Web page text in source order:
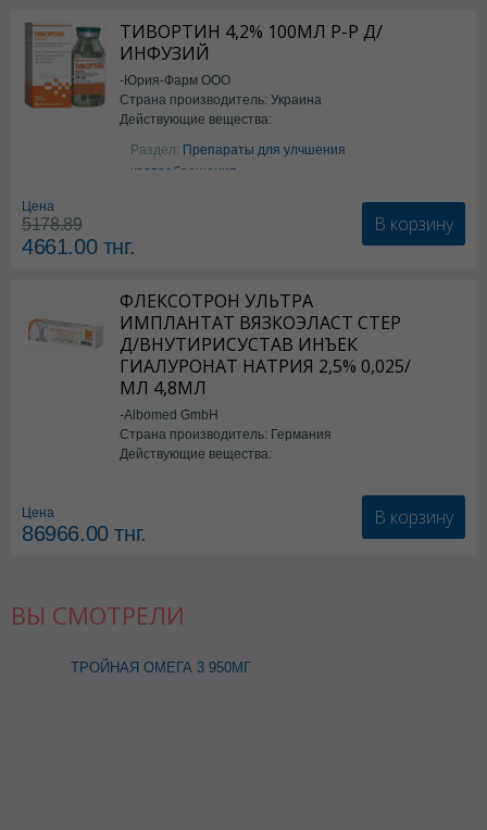
ТИВОРТИН 4,2% 100МЛ Р-Р Д/
ИНФУЗИЙ
-Юрия-Фарм ООО
Страна производитель: Украина
Действующие вещества:
Аргинин
Раздел: Препараты для улчшения
кровообращения
Цена
5178.89
4661.00тнг.
В корзину
ФЛЕКСОТРОН УЛЬТРА
ИМПЛАНТАТ ВЯЗКОЭЛАСТ СТЕР
Д/ВНУТИРИСУСТАВ ИНЪЕК
ГИАЛУРОНАТ НАТРИЯ 2,5% 0,025/
МЛ 4,8МЛ
-Albomed GmbH
Страна производитель: Германия
Действующие вещества:
Цена
86966.00тнг.
В корзину
ВЫ СМОТРЕЛИ
ТРОЙНАЯ ОМЕГА 3 950МГ